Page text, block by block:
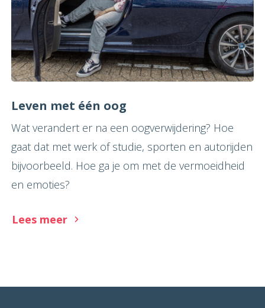
Leven met één oog
Wat verandert er na een oogverwijdering? Hoe
gaat dat met werk of studie, sporten en autorijden
bijvoorbeeld. Hoe ga je om met de vermoeidheid
en emoties?
Lees meer